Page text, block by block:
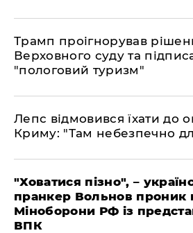
Трамп проігнорував
Верховного суду та
"пологовий туризм"
Лепс відмовився їхати до
Криму: "Там небезпечно
"Ховатися пізно", –
пранкер Вольнов проник
Міноборони РФ із
ВПК